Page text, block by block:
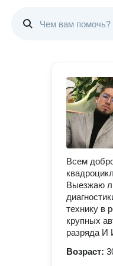
Всем
Выезжаю
технику в
крупных
разряда И
Возраст: